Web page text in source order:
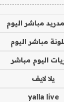
مباشر اليوم
مباشر اليوم
اليوم مباشر
يلا لايف
yalla live